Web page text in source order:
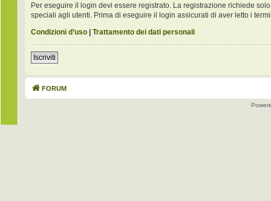
Per eseguire il login devi essere registrato. La registrazione richiede
speciali agli utenti. Prima di eseguire il login assicurati di aver letto i
Condizioni d’uso | Trattamento dei dati personali
Iscriviti
FORUM